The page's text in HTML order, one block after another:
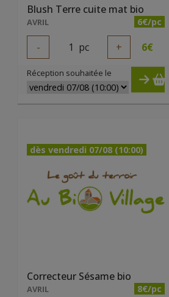
Blush Terre cuite mat bio
AVRIL 6€/pc
- 1 pc + 6€
Réception souhaitée le
dès vendredi 07/08 (10:00)
Correcteur Sésame bio
AVRIL 8€/pc